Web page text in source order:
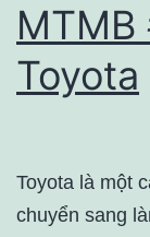
MTMB
Toyota
Toyota là một
chuyển sang